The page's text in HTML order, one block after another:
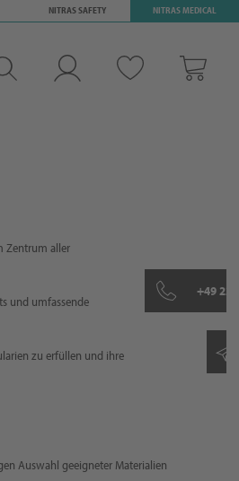
NITRAS SAFETY NITRAS MEDICAL
Zentrum aller
und umfassende
zu erfüllen und ihre
Auswahl geeigneter Materialien
+49